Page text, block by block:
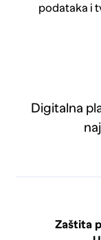
podataka i
Digitalna
Zaštita